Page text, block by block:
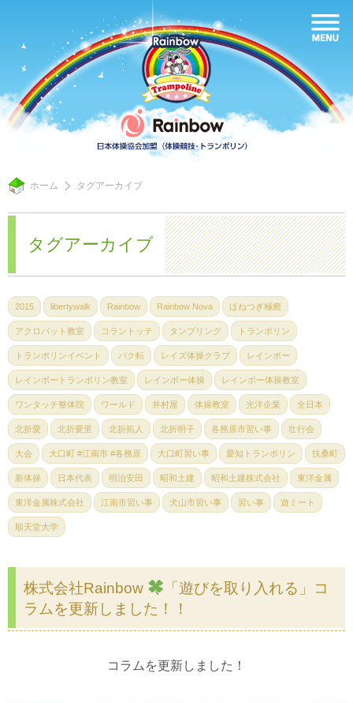
ホーム タグアーカイブ
タグアーカイブ
2015 libertywalk Rainbow Rainbow Nova ほねつぎ極癒
アクロバット教室 コラントッテ タンブリング トランポリン
トランポリンイベント バク転 レイズ体操クラブ レインボー
レインボートランポリン教室 レインボー体操 レインボー体操教室
ワンタッチ整体院 ワールド 井村屋 体操教室 光洋企業 全日本
北折愛 北折愛里 北折拓人 北折明子 各務原市習い事 壮行会
大会 大口町 #江南市 #各務原 大口町習い事 愛知トランポリン 扶桑町
新体操 日本代表 明治安田 昭和土建 昭和土建株式会社 東洋金属
東洋金属株式会社 江南市習い事 犬山市習い事 習い事 遊ミート
順天堂大学
株式会社Rainbow
「遊びを取り入れる」コ
ラムを更新しました！！
コラムを更新しました！